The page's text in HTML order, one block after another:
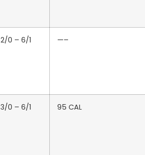
2/0 – 6/1 —–
3/0 – 6/1 95 CAL